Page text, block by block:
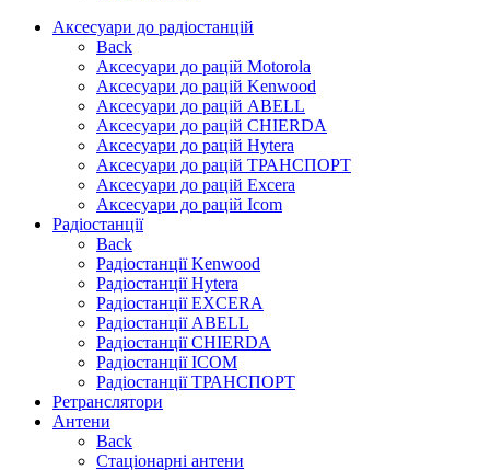
Аксесуари до радіостанцій
Back
Аксесуари до рацій Motorola
Аксесуари до рацій Kenwood
Аксесуари до рацій ABELL
Аксесуари до рацій CHIERDA
Аксесуари до рацій Hytera
Аксесуари до рацій ТРАНСПОРТ
Аксесуари до рацій Excera
Аксесуари до рацій Icom
Радіостанції
Back
Радіостанції Kenwood
Радіостанції Hytera
Радіостанції EXCERA
Радіостанції ABELL
Радіостанції CHIERDA
Радіостанції ICOM
Радіостанції ТРАНСПОРТ
Ретранслятори
Антени
Back
Стаціонарні антени